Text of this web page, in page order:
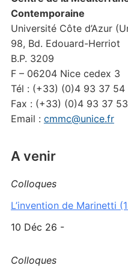
Contemporaine
Université Côte d’Azur
98, Bd. Edouard-Herriot
B.P. 3209
F – 06204 Nice cedex 3
Tél : (+33) (0)4 93 37 54
Fax : (+33) (0)4 93 37
Email : cmmc@unice.fr
A venir
Colloques
L’invention de Marinetti
10 Déc 26 -
Colloques